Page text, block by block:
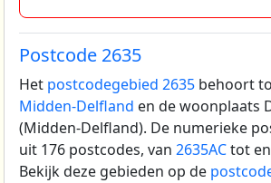
Postcode 2635
Het postcodegebied 2635 behoort
Midden-Delfland en de woonplaats
(Midden-Delfland). De numerieke
uit 176 postcodes, van 2635ACtot
Bekijk deze gebieden op de